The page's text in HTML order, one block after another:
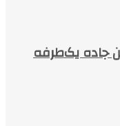
این جاده یک‌طرفه